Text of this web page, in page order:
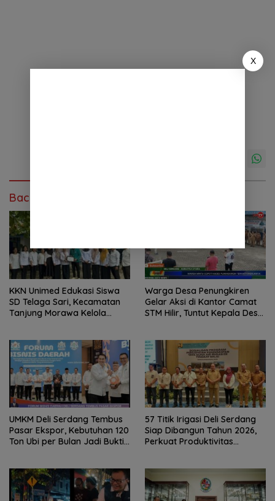
Baca Juga
KKN Unimed Edukasi Siswa
SD Telaga Sari, Kecamatan
Tanjung Morawa Kelola
Warga Desa Penungkiren
Gelar Aksi di Kantor Camat
STM Hilir, Tuntut Kepala Desa
UMKM Deli Serdang Tembus
Pasar Ekspor, Kebutuhan 120
Ton Ubi per Bulan Jadi Bukti
57 Titik Irigasi Deli Serdang
Siap Dibangun Tahun 2026,
Perkuat Produktivitas
X